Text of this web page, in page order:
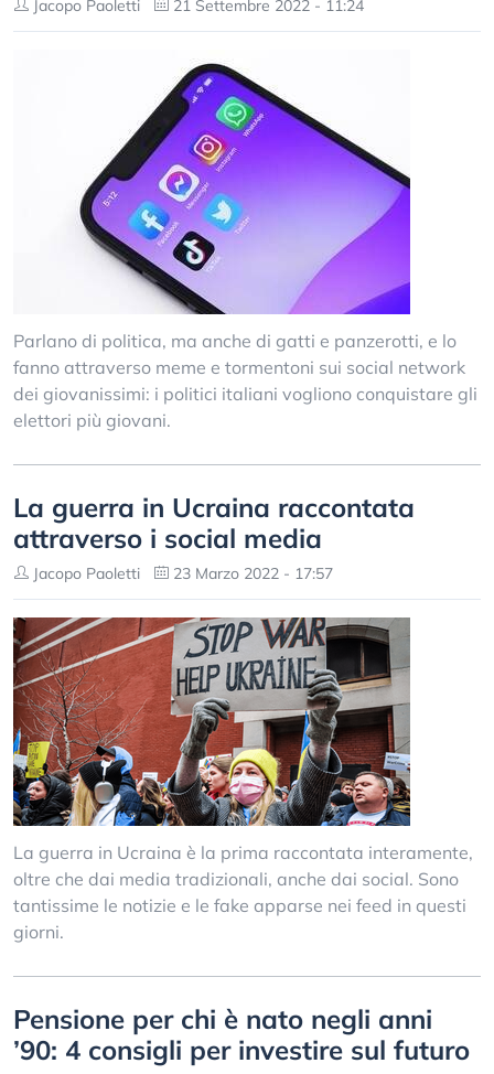
Jacopo Paoletti 21 Settembre 2022 - 11:24
Parlano di politica, ma anche di gatti e panzerotti, e lo
fanno attraverso meme e tormentoni sui social network
dei giovanissimi: i politici italiani vogliono conquistare gli
elettori più giovani.
La guerra in Ucraina raccontata
attraverso i social media
Jacopo Paoletti 23 Marzo 2022 - 17:57
La guerra in Ucraina è la prima raccontata interamente,
oltre che dai media tradizionali, anche dai social. Sono
tantissime le notizie e le fake apparse nei feed in questi
giorni.
Pensione per chi è nato negli anni
’90: 4 consigli per investire sul futuro